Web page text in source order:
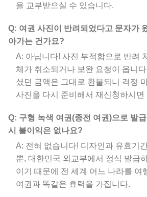
을 교부받으실 수 있습니다.
Q: 여권 사진이 반려되었다고 문자가
아가는 건가요?
A: 아닙니다! 사진 부적합으로 반려
체가 취소되거나 보완 요청이 옵니
셨던 금액은 그대로 환불되니 걱정
사진을 다시 준비해서 재신청하시면
Q: 구형 녹색 여권(종전 여권)으로 발
시 불이익은 없나요?
A: 전혀 없습니다! 디자인과 유효기
뿐, 대한민국 외교부에서 정식 발급
이기 때문에 전 세계 어느 나라를 여
여권과 똑같은 효력을 가집니다.